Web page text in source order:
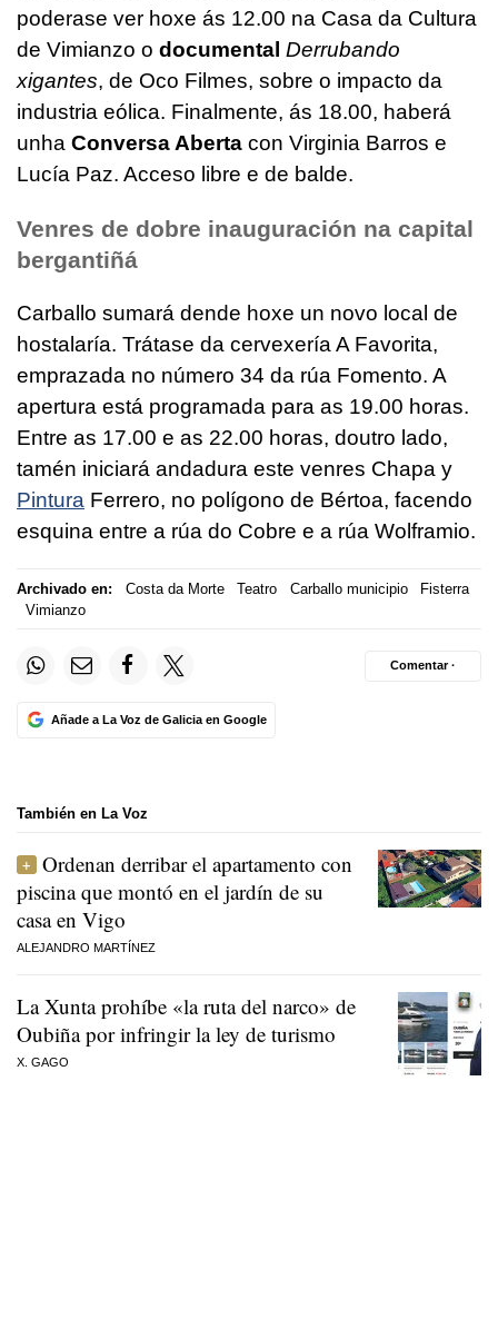
poderase ver hoxe ás 12.00 na Casa da Cultura
de Vimianzo o documental Derrubando
xigantes, de Oco Filmes, sobre o impacto da
industria eólica. Finalmente, ás 18.00, haberá
unha Conversa Aberta con Virginia Barros e
Lucía Paz. Acceso libre e de balde.
Venres de dobre inauguración na capital
bergantiñá
Carballo sumará dende hoxe un novo local de
hostalaría. Trátase da cervexería A Favorita,
emprazada no número 34 da rúa Fomento. A
apertura está programada para as 19.00 horas.
Entre as 17.00 e as 22.00 horas, doutro lado,
tamén iniciará andadura este venres Chapa y
Pintura Ferrero, no polígono de Bértoa, facendo
esquina entre a rúa do Cobre e a rúa Wolframio.
Archivado en: Costa da Morte Teatro Carballo municipio
Fisterra
Vimianzo
Añade a La Voz de Galicia en Google
Comentar ·
También en La Voz
Ordenan derribar el apartamento con
piscina que montó en el jardín de su
casa en Vigo
ALEJANDRO MARTÍNEZ
La Xunta prohíbe «la ruta del narco» de
Oubiña por infringir la ley de turismo
X. GAGO